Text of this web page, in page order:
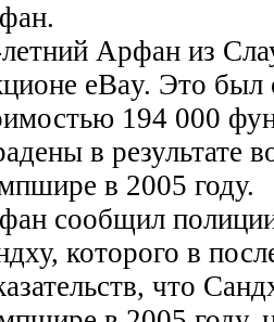
Арфан из
eBay. Это
194 000
в результате
в 2005 году.
сообщил
которого в
что